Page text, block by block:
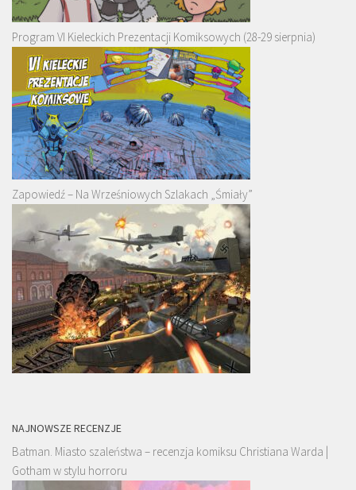
Program VI Kieleckich Prezentacji Komiksowych (28-29 sierpnia)
Zapowiedź – Na Wrześniowych Szlakach „Śmiały”
NAJNOWSZE RECENZJE
Batman. Miasto szaleństwa – recenzja komiksu Christiana Warda |
Gotham w stylu horroru